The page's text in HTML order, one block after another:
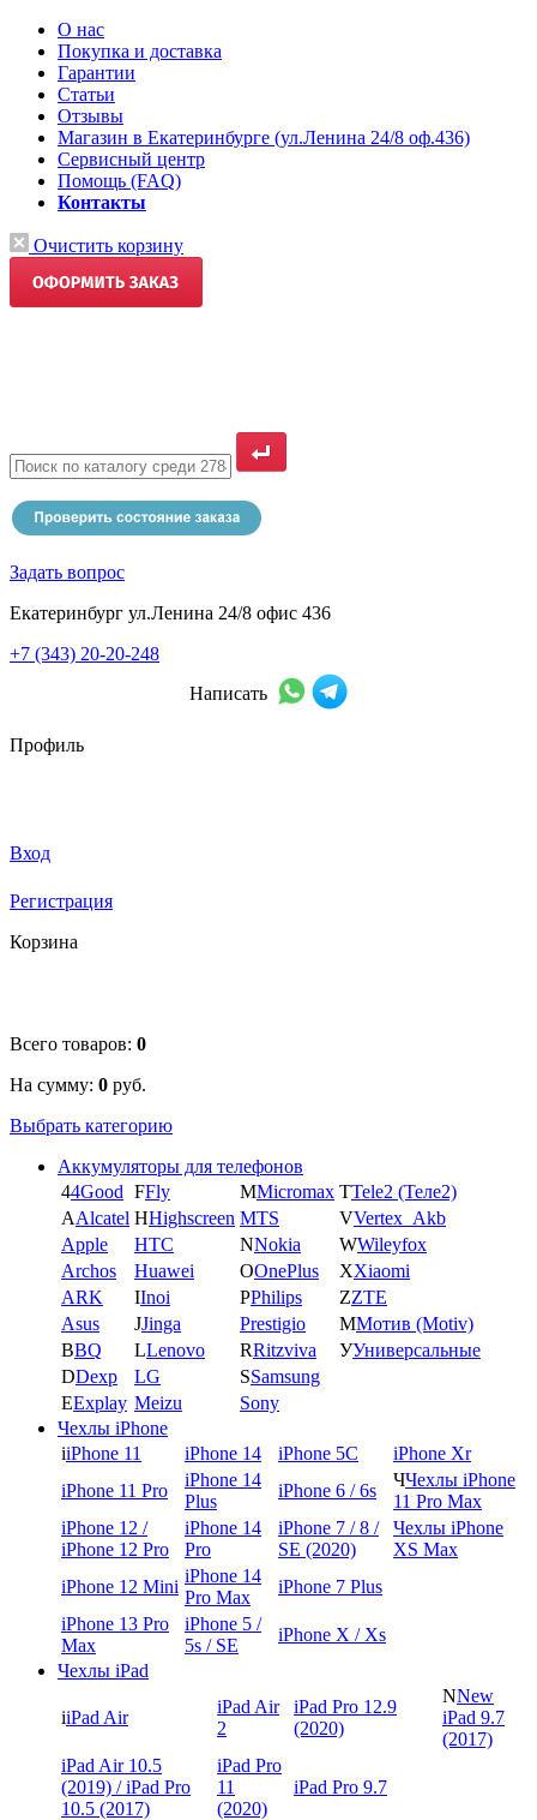
О нас
Покупка и доставка
Гарантии
Статьи
Отзывы
Магазин в Екатеринбурге (ул.Ленина 24/8 оф.436)
Сервисный центр
Помощь (FAQ)
Контакты
Очистить корзину
Задать вопрос
Екатеринбург ул.Ленина 24/8 офис 436
+7 (343) 20-20-248
Написать
Профиль
Вход
Регистрация
Корзина
Всего товаров: 0
На сумму: 0 руб.
Выбрать категорию
Аккумуляторы для телефонов
44Good FFly MMicromax TTele2 (Теле2)
AAlcatel HHighscreen MTS VVertex_Akb
Apple
HTC NNokia WWileyfox
Archos
Huawei OOnePlus XXiaomi
ARK
IInoi PPhilips ZZTE
Asus
JJinga Prestigio ММотив (Motiv)
BBQ LLenovo RRitzviva УУниверсальные
DDexp LG SSamsung
EExplay Meizu
Sony
Чехлы iPhone
iiPhone 11 iPhone 14 iPhone 5C
iPhone Xr
iPhone 11 Pro
iPhone 14
Plus
iPhone 6 / 6s
ЧЧехлы iPhone
11 Pro Max
iPhone 12 /
iPhone 12 Pro
iPhone 14
Pro
iPhone 7 / 8 /
SE (2020)
Чехлы iPhone
XS Max
iPhone 12 Mini
iPhone 14
Pro Max
iPhone 7 Plus
iPhone 13 Pro
Max
iPhone 5 /
5s / SE
iPhone X / Xs
Чехлы iPad
iiPad Air
iPad Air
2
iPad Pro 12.9
(2020)
NNew
iPad 9.7
(2017)
iPad Air 10.5
(2019) / iPad Pro
10.5 (2017)
iPad Pro
11
(2020)
iPad Pro 9.7